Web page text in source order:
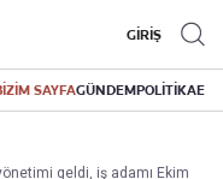
GİRİŞ
SAYFAGÜNDEMPOLİTİKA
geldi, iş adamı Ekim